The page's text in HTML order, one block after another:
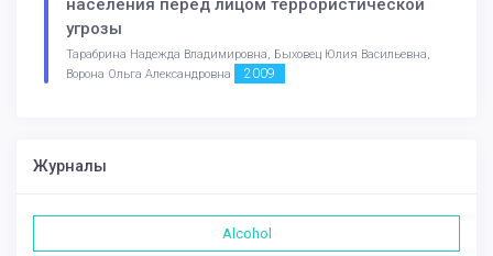
угрозы
Тарабрина Надежда Владимировна, Быховец Юлия Васильевна,
Ворона Ольга Александровна
2009
Журналы
Alcohol